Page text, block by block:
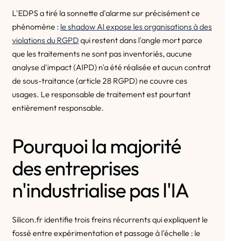
L'EDPS a tiré la sonnette d'alarme sur précisément ce
phénomène : le shadow AI expose les organisations à des
violations du RGPD qui restent dans l'angle mort parce
que les traitements ne sont pas inventoriés, aucune
analyse d'impact (AIPD) n'a été réalisée et aucun contrat
de sous-traitance (article 28 RGPD) ne couvre ces
usages. Le responsable de traitement est pourtant
entièrement responsable.
Pourquoi la majorité
des entreprises
n'industrialise pas l'IA
Silicon.fr identifie trois freins récurrents qui expliquent le
fossé entre expérimentation et passage à l'échelle : le